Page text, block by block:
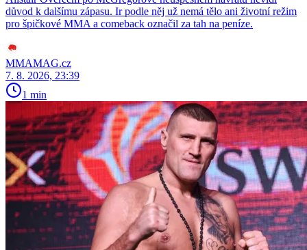
důvod k dalšímu zápasu. Ir podle něj už nemá tělo ani životní režim
pro špičkové MMA a comeback označil za tah na peníze.
MMAMAG.cz
7. 8. 2026, 23:39
1 min